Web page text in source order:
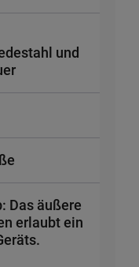
und
Das äußere
erlaubt ein